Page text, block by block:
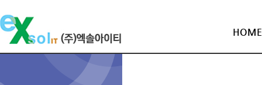
HOME